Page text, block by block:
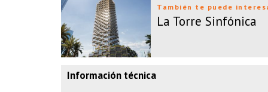
También te puede
La Torre Sinfónica
Información técnica